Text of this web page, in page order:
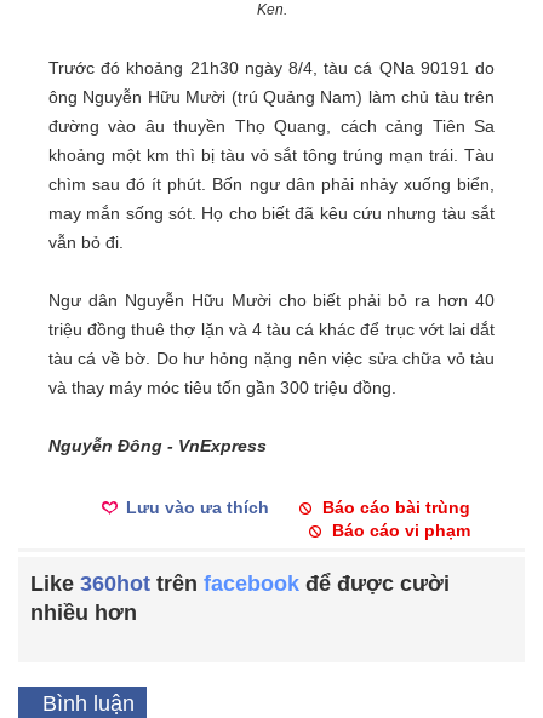
Ken.
Trước đó khoảng 21h30 ngày 8/4, tàu cá QNa 90191 do
ông Nguyễn Hữu Mười (trú Quảng Nam) làm chủ tàu trên
đường vào âu thuyền Thọ Quang, cách cảng Tiên Sa
khoảng một km thì bị tàu vỏ sắt tông trúng mạn trái. Tàu
chìm sau đó ít phút. Bốn ngư dân phải nhảy xuống biển,
may mắn sống sót. Họ cho biết đã kêu cứu nhưng tàu sắt
vẫn bỏ đi.
Ngư dân Nguyễn Hữu Mười cho biết phải bỏ ra hơn 40
triệu đồng thuê thợ lặn và 4 tàu cá khác để trục vớt lai dắt
tàu cá về bờ. Do hư hỏng nặng nên việc sửa chữa vỏ tàu
và thay máy móc tiêu tốn gần 300 triệu đồng.
Nguyễn Đông - VnExpress
Lưu vào ưa thích
Báo cáo bài trùng
Báo cáo vi phạm
Like 360hot trên facebook để được cười
nhiều hơn
Bình luận